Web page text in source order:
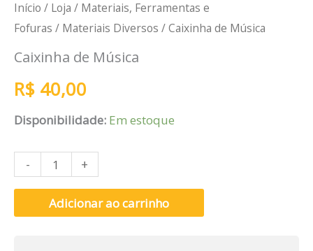
Início / Loja / Materiais, Ferramentas e
Fofuras / Materiais Diversos / Caixinha de Música
Caixinha de Música
R$ 40,00
Disponibilidade: Em estoque
- +
Adicionar ao carrinho